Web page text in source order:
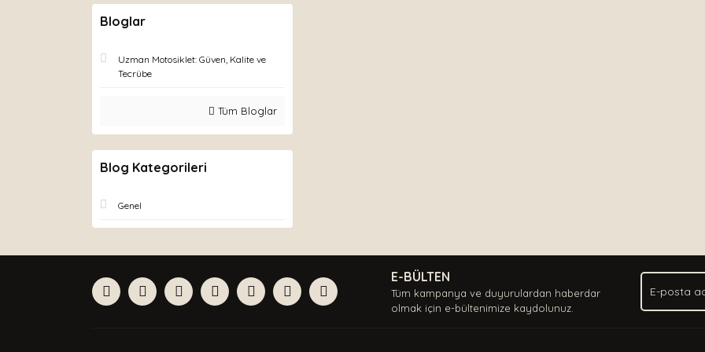
Bloglar
Uzman Motosiklet: Güven, Kalite ve
Tecrübe
Tüm Bloglar
Blog Kategorileri
Genel
E-BÜLTEN
Tüm kampanya ve duyurulardan haberdar
olmak için e-bültenimize kaydolunuz.